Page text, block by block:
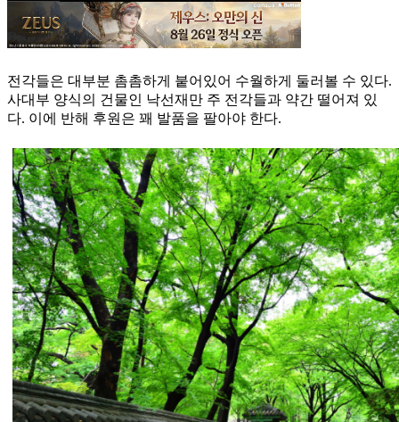
전각들은 대부분 촘촘하게 붙어있어 수월하게 둘러볼 수 있다.
사대부 양식의 건물인 낙선재만 주 전각들과 약간 떨어져 있
다. 이에 반해 후원은 꽤 발품을 팔아야 한다.